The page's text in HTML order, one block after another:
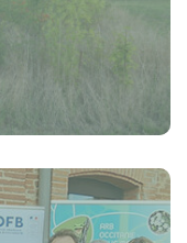
la Nature (TEN)